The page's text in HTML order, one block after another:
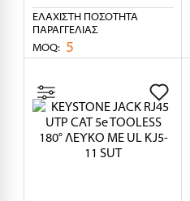
ΕΛΆΧΙΣΤΗ ΠΟΣΌΤΗΤΑ
ΠΑΡΑΓΓΕΛΊΑΣ
MOQ: 5